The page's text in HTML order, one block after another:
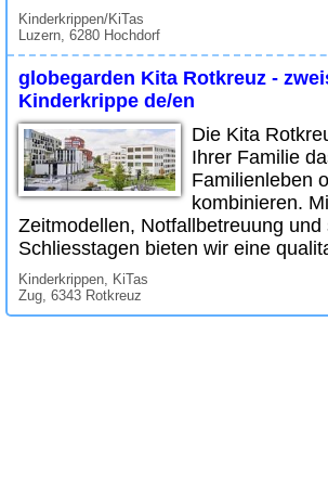
Kinderkrippen/KiTas
Luzern, 6280 Hochdorf
globegarden Kita Rotkreuz -
Kinderkrippe de/en
Die Kita
Ihrer Familie
Familienleben
kombinieren.
Zeitmodellen, Notfallbetreuung und
Schliesstagen bieten wir eine
Kinderkrippen, KiTas
Zug, 6343 Rotkreuz